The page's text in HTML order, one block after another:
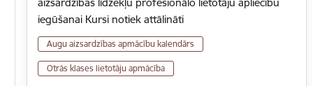
iegūšanai Kursi notiek attālināti
Augu aizsardzības apmācību kalendārs
Otrās klases lietotāju apmācība